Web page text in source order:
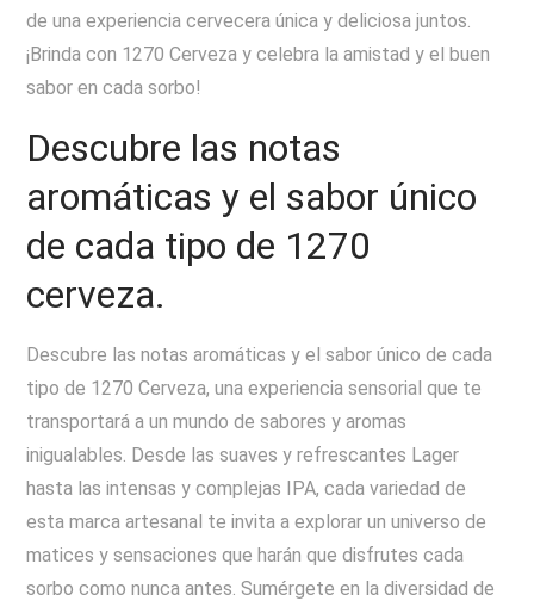
de una experiencia cervecera única y deliciosa juntos.
¡Brinda con 1270 Cerveza y celebra la amistad y el buen
sabor en cada sorbo!
Descubre las notas
aromáticas y el sabor único
de cada tipo de 1270
cerveza.
Descubre las notas aromáticas y el sabor único de cada
tipo de 1270 Cerveza, una experiencia sensorial que te
transportará a un mundo de sabores y aromas
inigualables. Desde las suaves y refrescantes Lager
hasta las intensas y complejas IPA, cada variedad de
esta marca artesanal te invita a explorar un universo de
matices y sensaciones que harán que disfrutes cada
sorbo como nunca antes. Sumérgete en la diversidad de